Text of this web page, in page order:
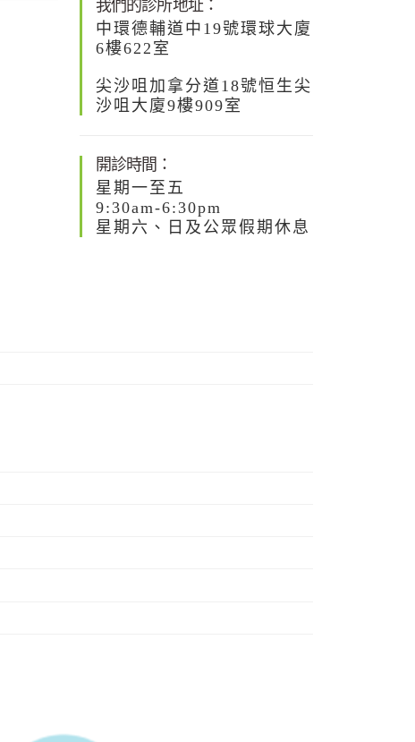
我們的診所地址：
中環德輔道中19號環球大廈
6樓622室
尖沙咀加拿分道18號恒生尖
沙咀大廈9樓909室
開診時間：
星期一至五
9:30am-6:30pm
星期六、日及公眾假期休息